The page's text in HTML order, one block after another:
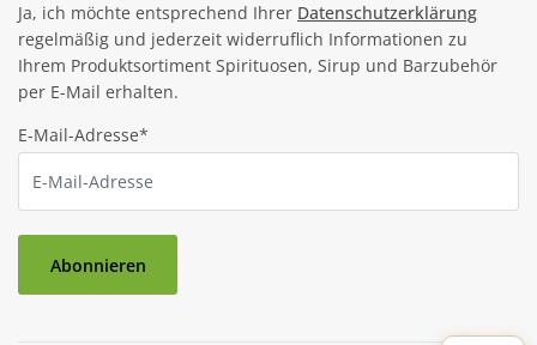
Ja, ich möchte entsprechend Ihrer Datenschutzerklärung
regelmäßig und jederzeit widerruflich Informationen zu
Ihrem Produktsortiment Spirituosen, Sirup und Barzubehör
per E-Mail erhalten.
E-Mail-Adresse*
Abonnieren